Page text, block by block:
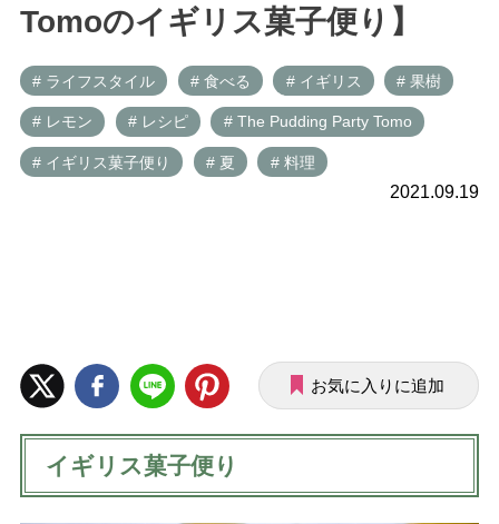
Tomoのイギリス菓子便り】
# ライフスタイル # 食べる # イギリス # 果樹
# レモン # レシピ # The Pudding Party Tomo
# イギリス菓子便り # 夏 # 料理
2021.09.19
お気に入りに追加
イギリス菓子便り